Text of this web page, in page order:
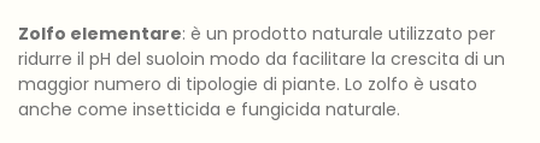
Zolfo elementare: è un prodotto naturale utilizzato per
ridurre il pH del suoloin modo da facilitare la crescita di un
maggior numero di tipologie di piante. Lo zolfo è usato
anche come insetticida e fungicida naturale.